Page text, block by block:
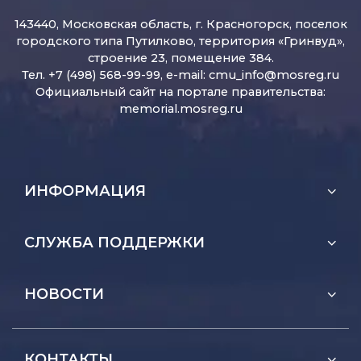
143440, Московская область, г. Красногорск, поселок
городского типа Путилково, территория «Гринвуд»,
строение 23, помещение 384.
Тел. +7 (498) 568-99-99, e-mail: cmu_info@mosreg.ru
Официальный сайт на портале правительства:
memorial.mosreg.ru
ИНФОРМАЦИЯ
СЛУЖБА ПОДДЕРЖКИ
НОВОСТИ